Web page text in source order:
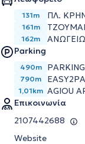
131m ΠΛ.
161m
162m
Parking
490m
790m
1,01km AGIOU
Επικοινωνία
2107442688
Website